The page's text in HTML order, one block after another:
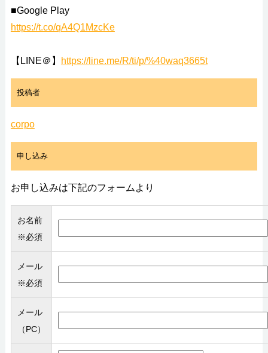
■Google Play
https://t.co/qA4Q1MzcKe
【LINE＠】 https://line.me/R/ti/p/%40waq3665t
投稿者
corpo
申し込み
お申し込みは下記のフォームより
お名前
※必須
メール
※必須
メール
（PC）